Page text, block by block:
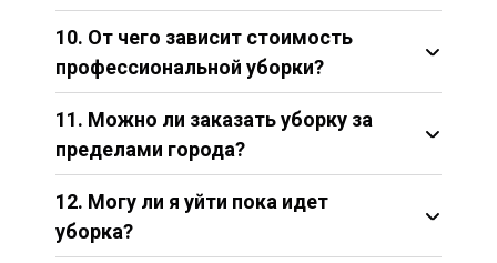
Мытье окон и фасадов
Стирка и глажка
Услуги по уборке после ремонта
Обработка поверхностей
Химчистка ковров и мебели
10. От чего зависит стоимость
профессиональной уборки?
От площади дома или офиса - стоимость
частной уборки квартиры или офисных
площадей зависит от количества комнат
и их размера. Чем больше фронт работ,
тем выше расценки за оказание услуг
клининга.
От того, какую работу Вы закажете.
11. Можно ли заказать уборку за
пределами города?
12. Могу ли я уйти пока идет
уборка?